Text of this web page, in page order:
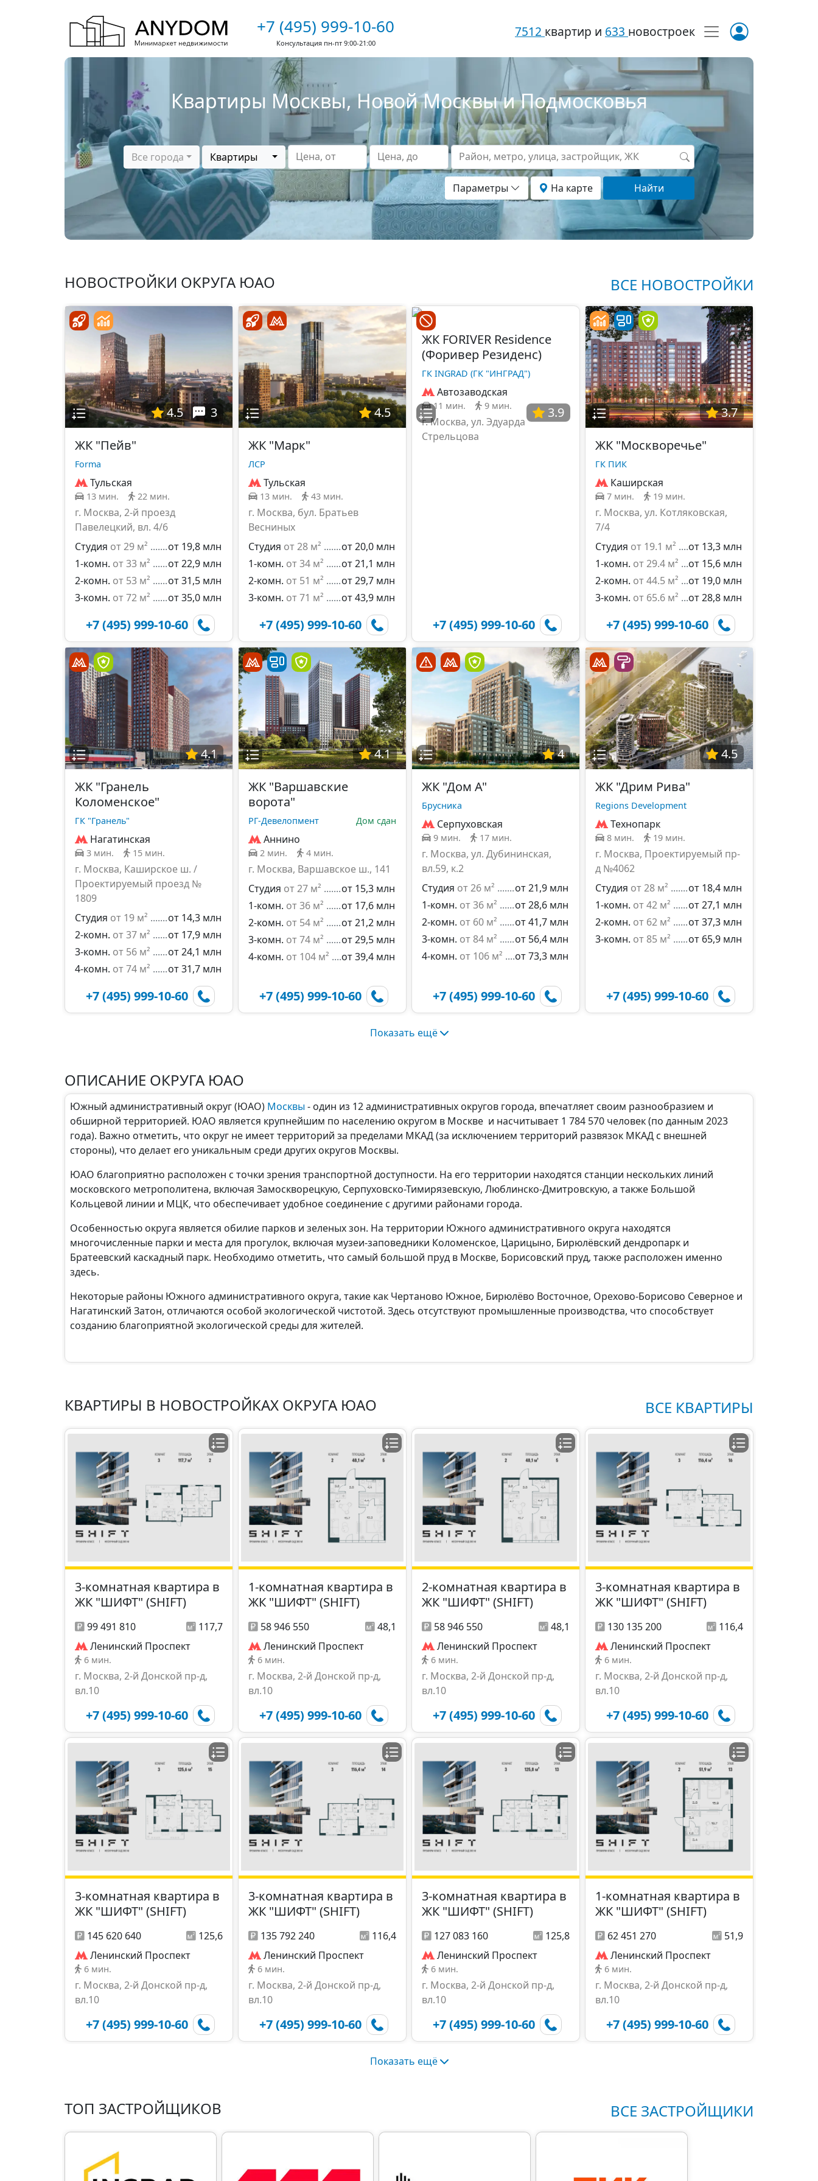
+7 (495) 999-10-60
Консультация пн-пт 9:00-21:00
7512 квартир и 633 новостроек
Квартиры Москвы, Новой Москвы и Подмосковья
Все города Квартиры Цена, от Цена, до Район, метро, улица, застройщик, ЖК
Параметры На карте Найти
НОВОСТРОЙКИ ОКРУГА ЮАО ВСЕ НОВОСТРОЙКИ
4.5
3
ЖК "Пейв"
Forma
Тульская
13 мин. 22 мин.
г. Москва, 2-й проезд
Павелецкий, вл. 4/6
Студия от 29 м²
от 19,8 млн
1-комн. от 33 м²
от 22,9 млн
2-комн. от 53 м²
от 31,5 млн
3-комн. от 72 м² от 35,0 млн
+7 (495) 999-10-60
4.5
ЖК "Марк"
ЛСР
Тульская
13 мин. 43 мин.
г. Москва, бул. Братьев
Весниных
Студия от 28 м²
от 20,0 млн
1-комн. от 34 м²
от 21,1 млн
2-комн. от 51 м²
от 29,7 млн
3-комн. от 71 м² от 43,9 млн
+7 (495) 999-10-60
3.9
ЖК FORIVER Residence
(Форивер Резиденс)
ГК INGRAD (ГК "ИНГРАД")
Автозаводская
11 мин. 9 мин.
г. Москва, ул. Эдуарда
Стрельцова
+7 (495) 999-10-60
3.7
ЖК "Москворечье"
ГК ПИК
Каширская
7 мин. 19 мин.
г. Москва, ул. Котляковская,
7/4
Студия от 19.1 м²
от 13,3 млн
1-комн. от 29.4 м²
от 15,6 млн
2-комн. от 44.5 м²
от 19,0 млн
3-комн. от 65.6 м² от 28,8 млн
+7 (495) 999-10-60
4.1
ЖК "Гранель
Коломенское"
ГК "Гранель"
Нагатинская
3 мин. 15 мин.
г. Москва, Каширское ш. /
Проектируемый проезд №
1809
Студия от 19 м²
от 14,3 млн
2-комн. от 37 м²
от 17,9 млн
3-комн. от 56 м²
от 24,1 млн
4-комн. от 74 м² от 31,7 млн
+7 (495) 999-10-60
4.1
ЖК "Варшавские
ворота"
РГ-Девелопмент Дом сдан
Аннино
2 мин. 4 мин.
г. Москва, Варшавское ш., 141
Студия от 27 м²
от 15,3 млн
1-комн. от 36 м²
от 17,6 млн
2-комн. от 54 м²
от 21,2 млн
3-комн. от 74 м²
от 29,5 млн
4-комн. от 104 м² от 39,4 млн
+7 (495) 999-10-60
4
ЖК "Дом А"
Брусника
Серпуховская
9 мин. 17 мин.
г. Москва, ул. Дубининская,
вл.59, к.2
Студия от 26 м²
от 21,9 млн
1-комн. от 36 м²
от 28,6 млн
2-комн. от 60 м²
от 41,7 млн
3-комн. от 84 м²
от 56,4 млн
4-комн. от 106 м² от 73,3 млн
+7 (495) 999-10-60
4.5
ЖК "Дрим Рива"
Regions Development
Технопарк
8 мин. 19 мин.
г. Москва, Проектируемый пр-
д №4062
Студия от 28 м²
от 18,4 млн
1-комн. от 42 м²
от 27,1 млн
2-комн. от 62 м²
от 37,3 млн
3-комн. от 85 м² от 65,9 млн
+7 (495) 999-10-60
Показать ещё
ОПИСАНИЕ ОКРУГА ЮАО
Южный административный округ (ЮАО) Москвы- один из 12 административных округов города, впечатляет своим разнообразием и
обширной территорией. ЮАО является крупнейшим по населению округом в Москве и насчитывает 1 784 570 человек (по данным 2023
года). Важно отметить, что округ не имеет территорий за пределами МКАД (за исключением территорий развязок МКАД с внешней
стороны), что делает его уникальным среди других округов Москвы.
ЮАО благоприятно расположен с точки зрения транспортной доступности. На его территории находятся станции нескольких линий
московского метрополитена, включая Замоскворецкую, Серпуховско-Тимирязевскую, Люблинско-Дмитровскую, а также Большой
Кольцевой линии и МЦК, что обеспечивает удобное соединение с другими районами города.
Особенностью округа является обилие парков и зеленых зон. На территории Южного административного округа находятся
многочисленные парки и места для прогулок, включая музеи-заповедники Коломенское, Царицыно, Бирюлёвский дендропарк и
Братеевский каскадный парк. Необходимо отметить, что самый большой пруд в Москве, Борисовский пруд, также расположен именно
здесь.
Некоторые районы Южного административного округа, такие как Чертаново Южное, Бирюлёво Восточное, Орехово-Борисово Северное и
Нагатинский Затон, отличаются особой экологической чистотой. Здесь отсутствуют промышленные производства, что способствует
созданию благоприятной экологической среды для жителей.
КВАРТИРЫ В НОВОСТРОЙКАХ ОКРУГА ЮАО ВСЕ КВАРТИРЫ
3-комнатная квартира в
ЖК "ШИФТ" (SHIFT)
99 491 810
117,7
Ленинский Проспект
6 мин.
г. Москва, 2-й Донской пр-д,
вл.10
+7 (495) 999-10-60
1-комнатная квартира в
ЖК "ШИФТ" (SHIFT)
58 946 550
48,1
Ленинский Проспект
6 мин.
г. Москва, 2-й Донской пр-д,
вл.10
+7 (495) 999-10-60
2-комнатная квартира в
ЖК "ШИФТ" (SHIFT)
58 946 550
48,1
Ленинский Проспект
6 мин.
г. Москва, 2-й Донской пр-д,
вл.10
+7 (495) 999-10-60
3-комнатная квартира в
ЖК "ШИФТ" (SHIFT)
130 135 200
116,4
Ленинский Проспект
6 мин.
г. Москва, 2-й Донской пр-д,
вл.10
+7 (495) 999-10-60
3-комнатная квартира в
ЖК "ШИФТ" (SHIFT)
145 620 640
125,6
Ленинский Проспект
6 мин.
г. Москва, 2-й Донской пр-д,
вл.10
+7 (495) 999-10-60
3-комнатная квартира в
ЖК "ШИФТ" (SHIFT)
135 792 240
116,4
Ленинский Проспект
6 мин.
г. Москва, 2-й Донской пр-д,
вл.10
+7 (495) 999-10-60
3-комнатная квартира в
ЖК "ШИФТ" (SHIFT)
127 083 160
125,8
Ленинский Проспект
6 мин.
г. Москва, 2-й Донской пр-д,
вл.10
+7 (495) 999-10-60
1-комнатная квартира в
ЖК "ШИФТ" (SHIFT)
62 451 270
51,9
Ленинский Проспект
6 мин.
г. Москва, 2-й Донской пр-д,
вл.10
+7 (495) 999-10-60
Показать ещё
ТОП ЗАСТРОЙЩИКОВ ВСЕ ЗАСТРОЙЩИКИ